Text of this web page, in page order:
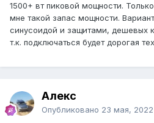
1500+ вт пиковой мощности.
мне такой запас мощности.
синусоидой и защитами, дешевых
т.к. подключаться будет дорогая
Алекс
Опубликовано 23 мая, 2022